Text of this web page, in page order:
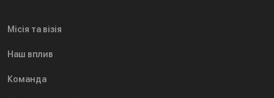
Місія та візія
Наш вплив
Команда